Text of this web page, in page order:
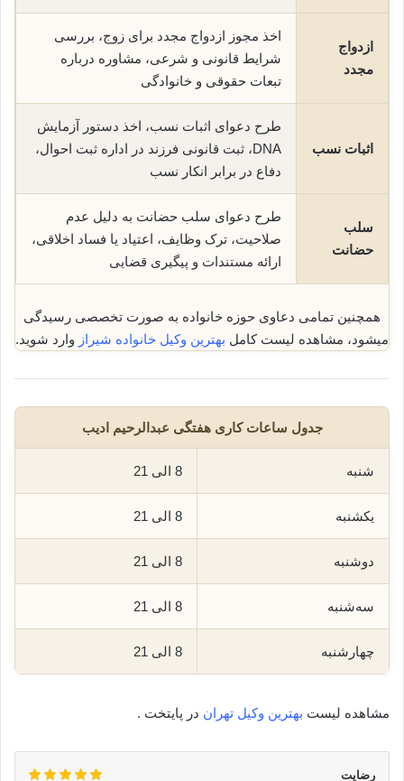
ازدواج
مجدد
اخذ مجوز ازدواج مجدد برای زوج، بررسی
شرایط قانونی و شرعی، مشاوره درباره
تبعات حقوقی و خانوادگی
اثبات نسب
طرح دعوای اثبات نسب، اخذ دستور آزمایش
DNA، ثبت قانونی فرزند در اداره ثبت احوال،
دفاع در برابر انکار نسب
سلب
حضانت
طرح دعوای سلب حضانت به دلیل عدم
صلاحیت، ترک وظایف، اعتیاد یا فساد اخلاقی،
ارائه مستندات و پیگیری قضایی
همچنین تمامی دعاوی حوزه خانواده به صورت تخصصی رسیدگی
میشود، مشاهده لیست کامل بهترین وکیل خانواده شیراز وارد شوید.
جدول ساعات کاری هفتگی عبدالرحیم ادیب
شنبه 8 الی 21
یکشنبه 8 الی 21
دوشنبه 8 الی 21
سه‌شنبه 8 الی 21
چهارشنبه 8 الی 21
مشاهده لیست بهترین وکیل تهران در پایتخت .
رضایت